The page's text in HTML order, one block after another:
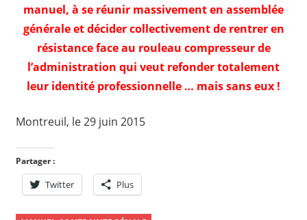
manuel, à se réunir massivement en assemblée
générale et décider collectivement de rentrer en
résistance face au rouleau compresseur de
l’administration qui veut refonder totalement
leur identité professionnelle … mais sans eux !
Montreuil, le 29 juin 2015
Partager :
Twitter Plus